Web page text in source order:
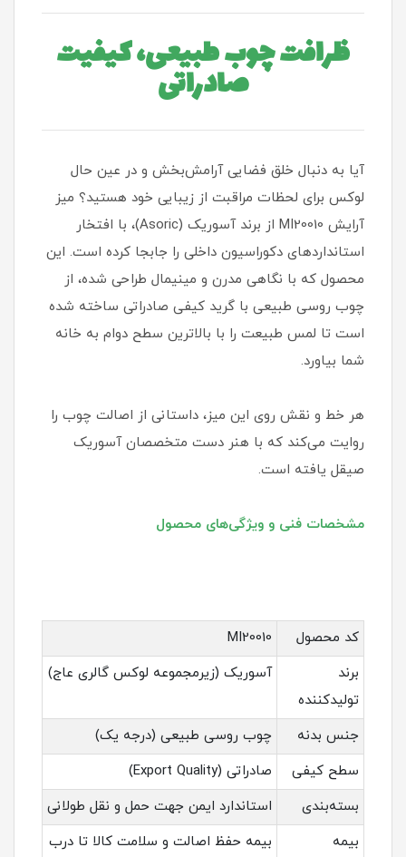
ظرافت چوب طبیعی، کیفیت
صادراتی
آیا به دنبال خلق فضایی آرامش‌بخش و در عین حال
لوکس برای لحظات مراقبت از زیبایی خود هستید؟ میز
آرایش MI20010 از برند آسوریک (Asoric)، با افتخار
استانداردهای دکوراسیون داخلی را جابجا کرده است. این
محصول که با نگاهی مدرن و مینیمال طراحی شده، از
چوب روسی طبیعی با گرید کیفی صادراتی ساخته شده
است تا لمس طبیعت را با بالاترین سطح دوام به خانه
شما بیاورد.
هر خط و نقش روی این میز، داستانی از اصالت چوب را
روایت می‌کند که با هنر دست متخصصان آسوریک
صیقل یافته است.
مشخصات فنی و ویژگی‌های محصول
کد محصول
MI20010
برند
تولیدکننده
آسوریک (زیرمجموعه لوکس گالری عاج)
جنس بدنه
چوب روسی طبیعی (درجه یک)
سطح کیفی
صادراتی (Export Quality)
بسته‌بندی
استاندارد ایمن جهت حمل و نقل طولانی
بیمه
بیمه حفظ اصالت و سلامت کالا تا درب